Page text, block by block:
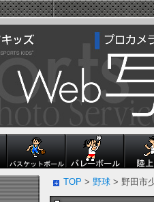
TOP > 野球> 野田市